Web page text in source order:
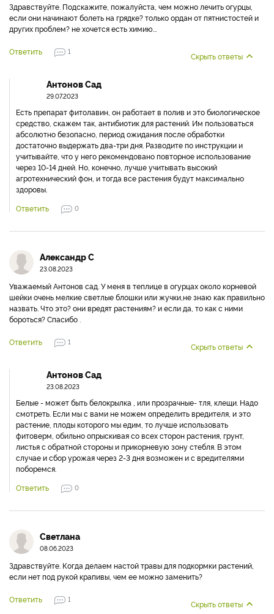
Здравствуйте. Подскажите, пожалуйста, чем можно лечить огурцы,
если они начинают болеть на грядке? только ордан от пятнистостей и
других проблем? не хочется есть химию...
Ответить 1 Скрыть ответы
Антонов Сад
29.07.2023
Есть препарат фитолавин, он работает в полив и это биологическое
средство, скажем так, антибиотик для растений. Им пользоваться
абсолютно безопасно, период ожидания после обработки
достаточно выдержать два-три дня. Разводите по инструкции и
учитывайте, что у него рекомендовано повторное использование
через 10-14 дней. Но, конечно, лучше учитывать высокий
агротехнический фон, и тогда все растения будут максимально
здоровы.
Ответить
0
Александр С
23.08.2023
Уважаемый Антонов сад. У меня в теплице в огурцах около корневой
шейки очень мелкие светлые блошки или жучки,не знаю как правильно
назвать. Что это? они вредят растениям? и если да, то как с ними
бороться? Спасибо .
Ответить 1 Скрыть ответы
Антонов Сад
23.08.2023
Белые - может быть белокрылка , или прозрачные- тля, клещи. Надо
смотреть. Если мы с вами не можем определить вредителя, и это
растение, плоды которого мы едим, то лучше использовать
фитоверм, обильно опрыскивая со всех сторон растения, грунт,
листья с обратной стороны и прикорневую зону стебля. В этом
случае и сбор урожая через 2-3 дня возможен и с вредителями
поборемся.
Ответить
0
Светлана
08.06.2023
Здравствуйте. Когда делаем настой травы для подкормки растений,
если нет под рукой крапивы, чем ее можно заменить?
Ответить 1 Скрыть ответы